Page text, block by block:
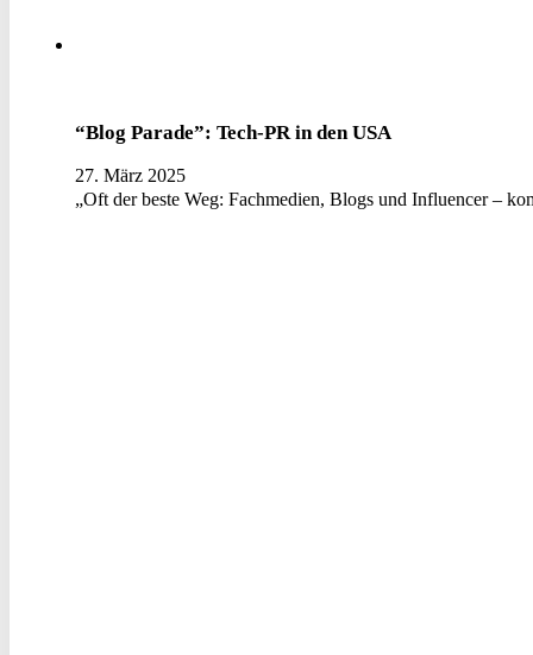
“Blog Parade”: Tech-PR in den USA
27. März 2025
„Oft der beste Weg: Fachmedien, Blogs und Influencer –